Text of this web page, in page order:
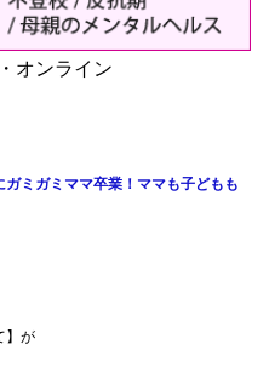
オンライン
ガミガミママ卒業！ママも子どもも
】が